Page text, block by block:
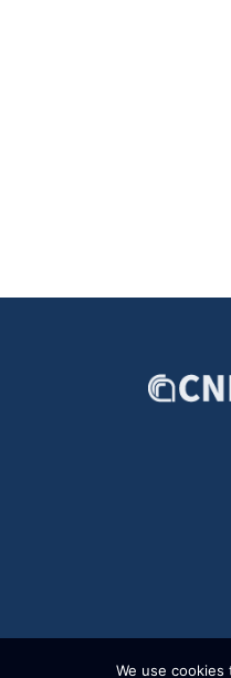
CNR
We use